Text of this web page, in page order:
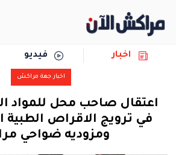
مجتمع
سياسة
اخبار فيديو
اخبار جهة مراكش
اعتقال صاحب محل للمواد
في ترويج الاقراص الطبية
ومزوديه ضواحي